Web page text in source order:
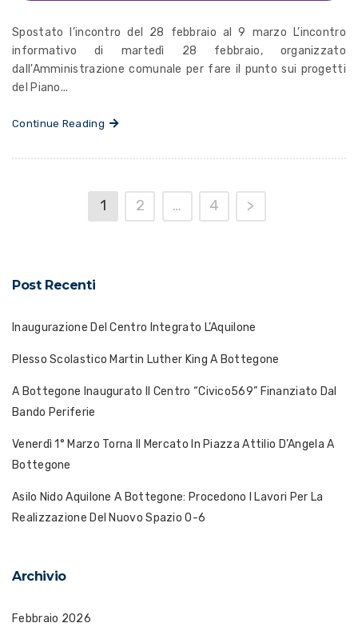
Spostato l’incontro del 28 febbraio al 9 marzo L’incontro
informativo di martedì 28 febbraio, organizzato
dall'Amministrazione comunale per fare il punto sui progetti
del Piano...
Continue Reading
1 2 … 4 >
Post Recenti
Inaugurazione Del Centro Integrato L’Aquilone
Plesso Scolastico Martin Luther King A Bottegone
A Bottegone Inaugurato Il Centro “Civico569” Finanziato Dal
Bando Periferie
Venerdì 1° Marzo Torna Il Mercato In Piazza Attilio D’Angela A
Bottegone
Asilo Nido Aquilone A Bottegone: Procedono I Lavori Per La
Realizzazione Del Nuovo Spazio 0-6
Archivio
Febbraio 2026